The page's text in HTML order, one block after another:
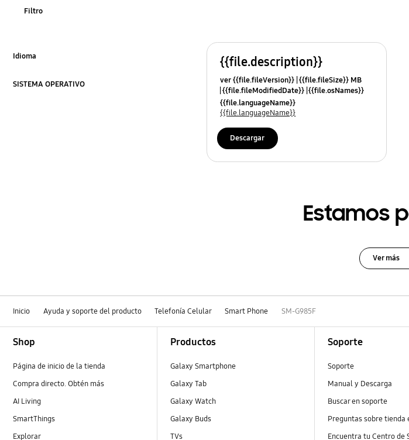
Filtro
Idioma
SISTEMA OPERATIVO
{{file.description}}
ver {{file.fileVersion}} {{file.fileSize}} MB
{{file.fileModifiedDate}} {{file.osNames}}
{{file.languageName}}
{{file.languageName}}
Descargar
Estamos
Ver más
Inicio Ayuda y soporte del producto Telefonía Celular Smart Phone SM-G985F
Shop
Página de inicio de la tienda
Compra directo. Obtén más
AI Living
SmartThings
Explorar
Productos
Galaxy Smartphone
Galaxy Tab
Galaxy Watch
Galaxy Buds
TVs
Soporte
Soporte
Manual y Descarga
Buscar en soporte
Preguntas sobre tienda
Encuentra tu Centro de